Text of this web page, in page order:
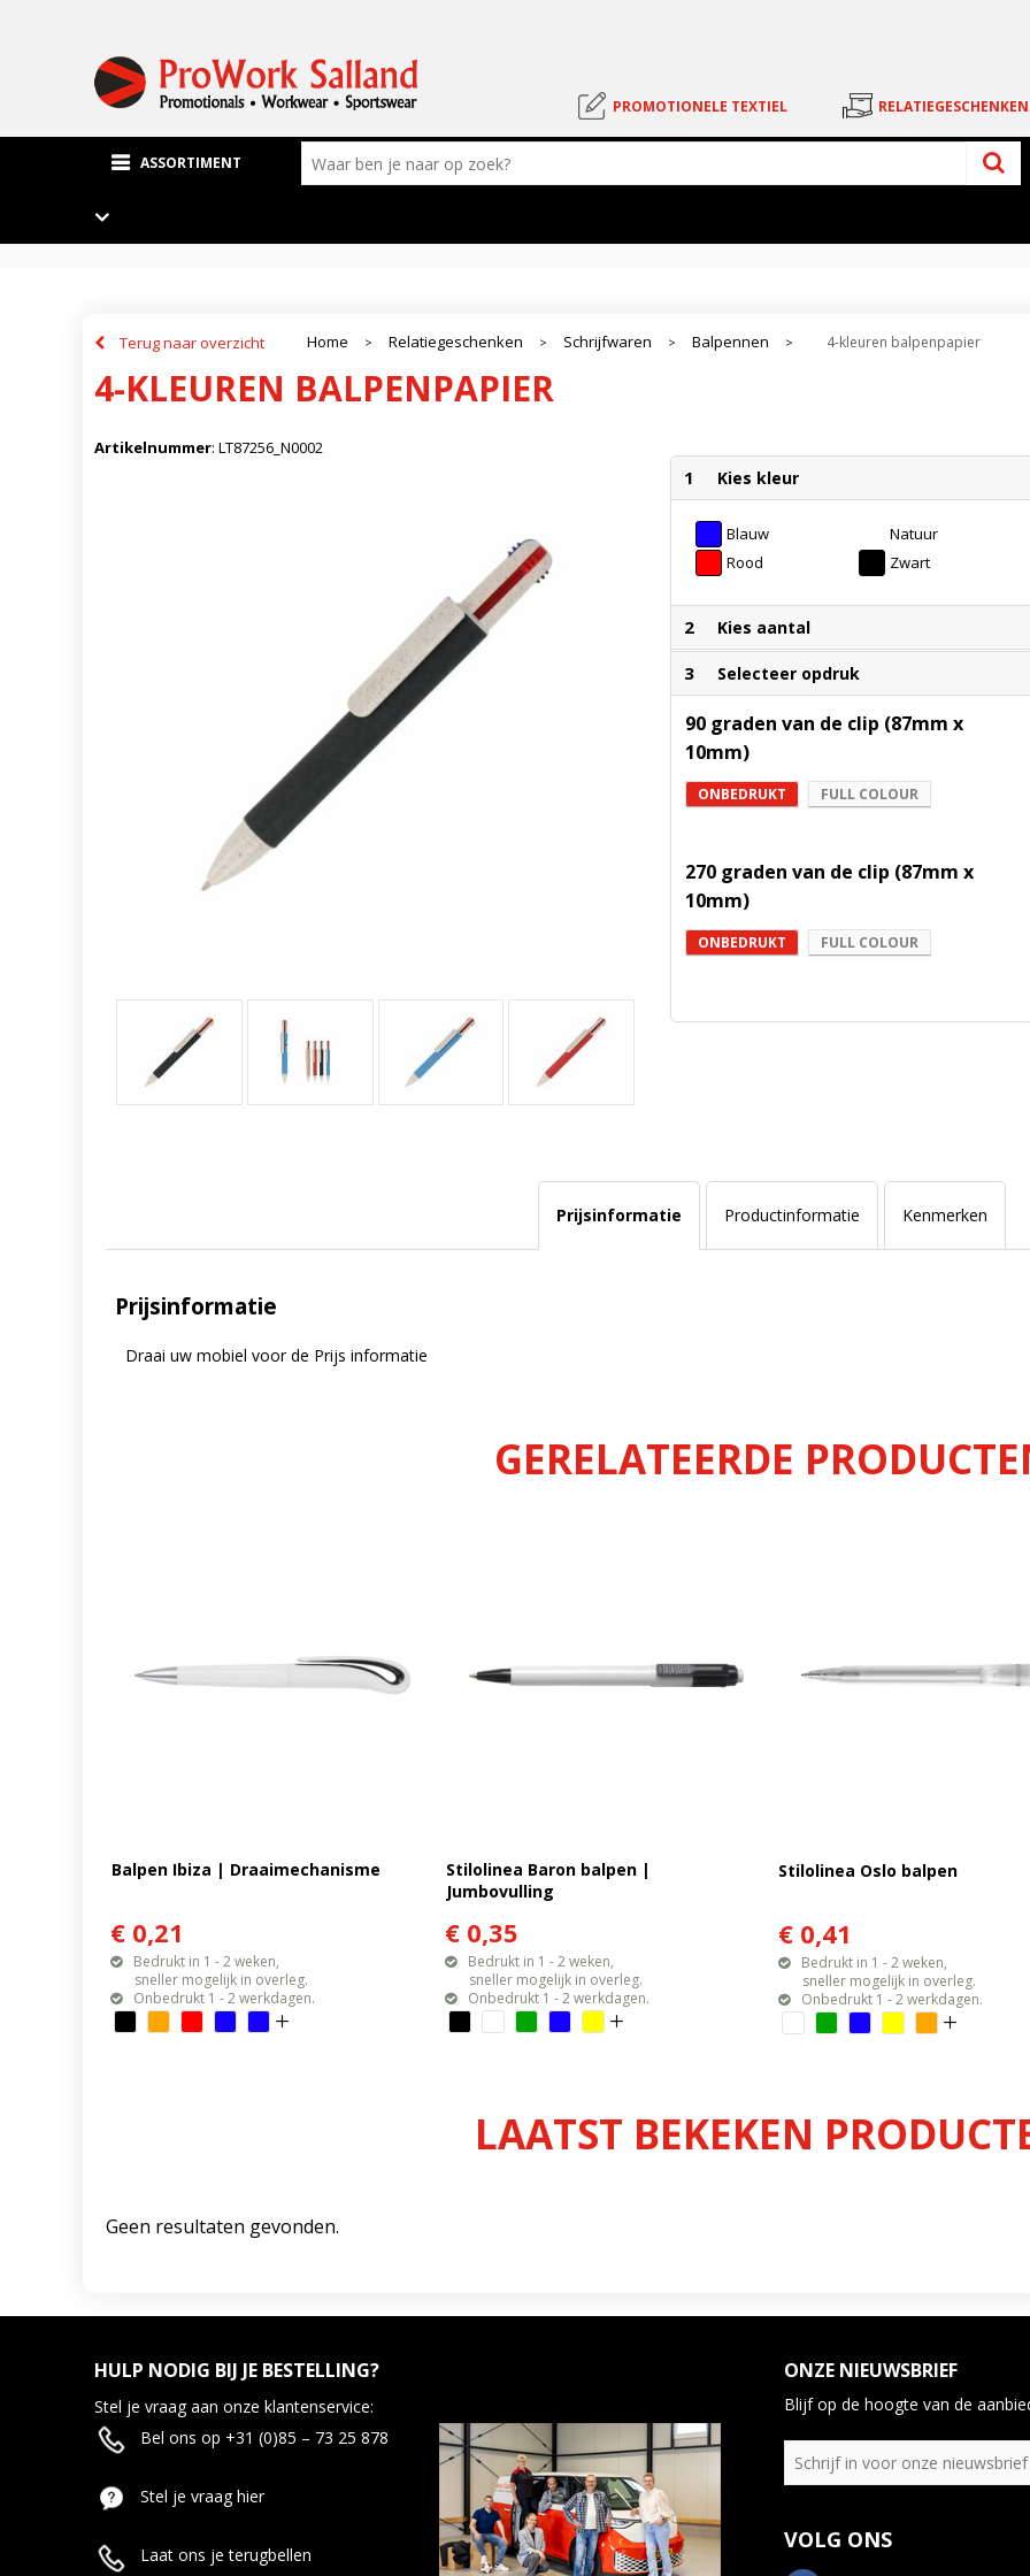
PROMOTIONELE TEXTIEL RELATIEGESCHENKEN
ASSORTIMENT
Terug naar overzicht Home > Relatiegeschenken > Schrijfwaren > Balpennen > 4-kleuren balpenpapier
4-KLEUREN BALPENPAPIER
Artikelnummer: LT87256_N0002
1 Kies kleur
Blauw
Natuur
Rood
Zwart
2 Kies aantal
3 Selecteer opdruk
90 graden van de clip (87mm x
10mm)
ONBEDRUKT FULL COLOUR
270 graden van de clip (87mm x
10mm)
ONBEDRUKT FULL COLOUR
Prijsinformatie Productinformatie Kenmerken
Prijsinformatie
Draai uw mobiel voor de Prijs informatie
GERELATEERDE
Balpen Ibiza | Draaimechanisme
€ 0,21
Bedrukt in 1 - 2 weken,
sneller mogelijk in overleg.
Onbedrukt 1 - 2 werkdagen.
Stilolinea Baron balpen |
Jumbovulling
€ 0,35
Bedrukt in 1 - 2 weken,
sneller mogelijk in overleg.
Onbedrukt 1 - 2 werkdagen.
Stilolinea Oslo balpen
€ 0,41
Bedrukt in 1 - 2 weken,
sneller mogelijk in overleg.
Onbedrukt 1 - 2 werkdagen.
LAATST BEKEKEN
Geen resultaten gevonden.
HULP NODIG BIJ JE BESTELLING?
Stel je vraag aan onze klantenservice:
Bel ons op +31 (0)85 – 73 25 878
Stel je vraag hier
Laat ons je terugbellen
ONZE NIEUWSBRIEF
Blijf op de hoogte van de
VOLG ONS